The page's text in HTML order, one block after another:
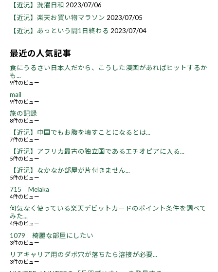
【近況】洗濯日和 2023/07/06
【近況】楽天お買い物マラソン 2023/07/05
【近況】あっという間1日終わる 2023/07/04
最近の人気記事
食にうるさい日本人だから、こうした漫画があればヒットするか
も...
9件のビュー
mail
9件のビュー
旅の記録
8件のビュー
【近況】中国でもお腹を壊すことになるとは...
7件のビュー
【近況】アフリカ最古の独立国であるエチオピアに入る...
5件のビュー
【近況】なかなか部屋が片付きません...
5件のビュー
715 Melaka
4件のビュー
何気なく使っている楽天デビットカードのポイント条件を調べて
みた...
4件のビュー
1079 綺麗な部屋にしたい
3件のビュー
リアキャリア用のダボ穴が落ちたら溶接が必要...
3件のビュー